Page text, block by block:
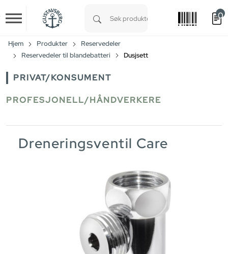
Skip to main content
0
Hjem Produkter
Reservedeler
Reservedeler til blandebatteri
Dusjsett
PRIVAT/KONSUMENT
PROFESJONELL/HÅNDVERKERE
Dreneringsventil Care